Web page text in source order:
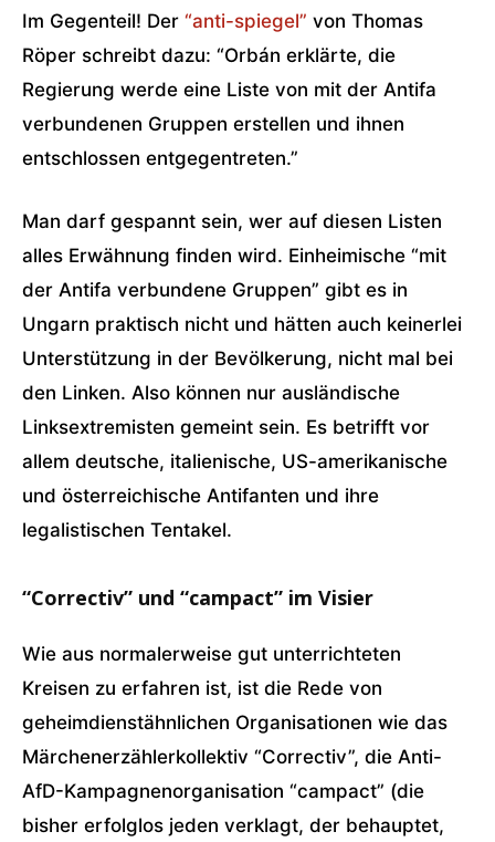
Im Gegenteil! Der “anti-spiegel” von Thomas
Röper schreibt dazu: “Orbán erklärte, die
Regierung werde eine Liste von mit der Antifa
verbundenen Gruppen erstellen und ihnen
entschlossen entgegentreten.”
Man darf gespannt sein, wer auf diesen Listen
alles Erwähnung finden wird. Einheimische “mit
der Antifa verbundene Gruppen” gibt es in
Ungarn praktisch nicht und hätten auch keinerlei
Unterstützung in der Bevölkerung, nicht mal bei
den Linken. Also können nur ausländische
Linksextremisten gemeint sein. Es betrifft vor
allem deutsche, italienische, US-amerikanische
und österreichische Antifanten und ihre
legalistischen Tentakel.
“Correctiv” und “campact” im Visier
Wie aus normalerweise gut unterrichteten
Kreisen zu erfahren ist, ist die Rede von
geheimdienstähnlichen Organisationen wie das
Märchenerzählerkollektiv “Correctiv”, die Anti-
AfD-Kampagnenorganisation “campact” (die
bisher erfolglos jeden verklagt, der behauptet,